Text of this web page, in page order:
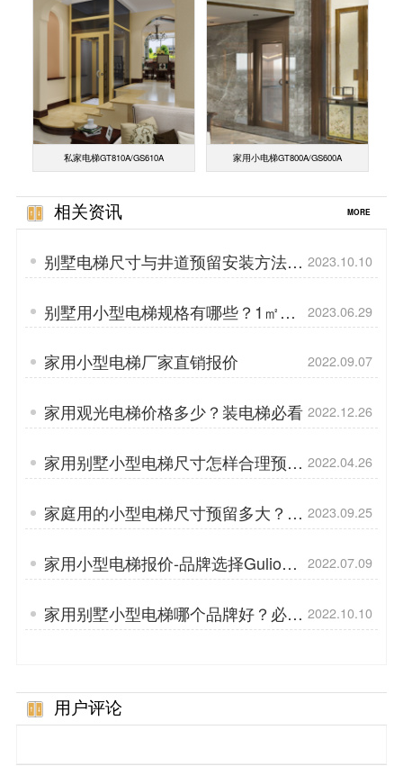
私家电梯GT810A/GS610A 家用小电梯GT800A/GS600A
相关资讯 MORE
别墅电梯尺寸与井道预留安装方法-
工程师介绍
2023.10.10
别墅用小型电梯规格有哪些？1㎡就
可安装的电梯
2023.06.29
家用小型电梯厂家直销报价 2022.09.07
家用观光电梯价格多少？装电梯必看 2022.12.26
家用别墅小型电梯尺寸怎样合理预
留？
2022.04.26
家庭用的小型电梯尺寸预留多大？1-
3人可乘
2023.09.25
家用小型电梯报价-品牌选择Gulion
巨菱
2022.07.09
家用别墅小型电梯哪个品牌好？必读
文章
2022.10.10
用户评论